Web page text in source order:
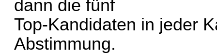
dann die fünf
Top-Kandidaten in jeder
Abstimmung.